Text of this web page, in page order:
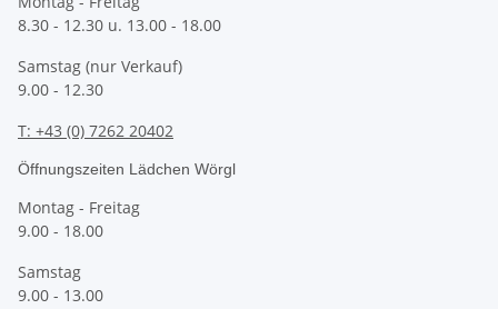
8.30 - 12.30 u. 13.00 - 18.00
Samstag (nur Verkauf)
9.00 - 12.30
T: +43 (0) 7262 20402
Öffnungszeiten Lädchen Wörgl
Montag - Freitag
9.00 - 18.00
Samstag
9.00 - 13.00